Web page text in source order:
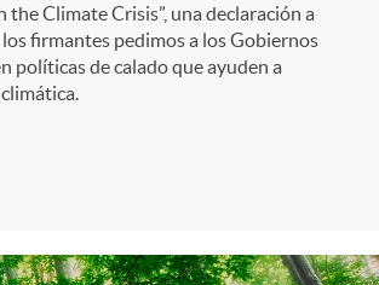
Climate Crisis”, una declaración a
firmantes pedimos a los Gobiernos
políticas de calado que ayuden a